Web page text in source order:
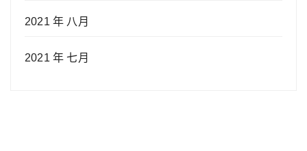
2021 年 八月
2021 年 七月